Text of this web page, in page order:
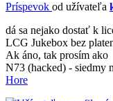
Príspevok od užívateľa
dá sa nejako dostať k
LCG Jukebox bez
Ak áno, tak prosím ako
N73 (hacked) - siedmy
Hore